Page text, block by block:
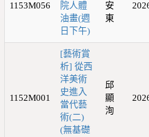
1153M056
院人體
油畫(週
日下午)
安
東
1152M001
[藝術賞
析] 從西
洋美術
史進入
當代藝
術(二)
(無基礎
邱
顯
洵